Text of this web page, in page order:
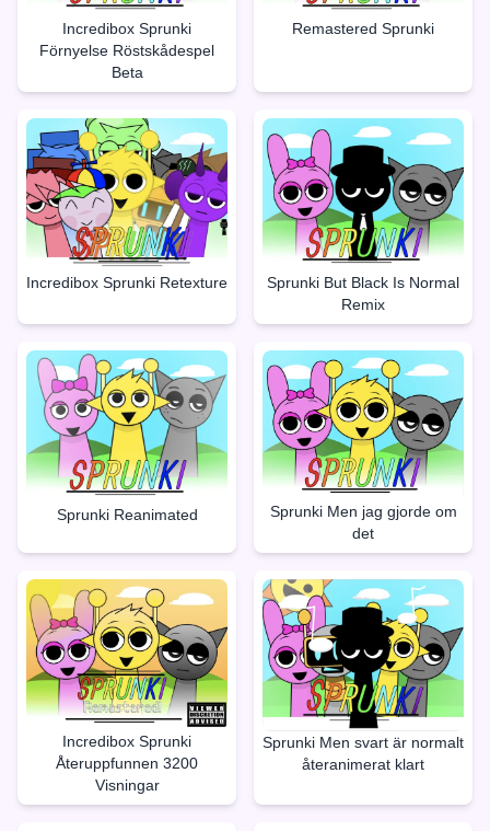
Incredibox Sprunki
Förnyelse Röstskådespel
Beta
Remastered Sprunki
Incredibox Sprunki Retexture
Sprunki But Black Is Normal
Remix
Sprunki Reanimated
Sprunki Men jag gjorde om
det
Incredibox Sprunki
Återuppfunnen 3200
Visningar
Sprunki Men svart är normalt
återanimerat klart